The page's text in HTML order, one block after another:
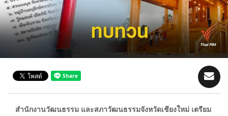
สำนักงานวัฒนธรรม และสภาวัฒนธรรมจังหวัดเชียงใหม่ เตรียม